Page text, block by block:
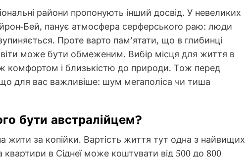
райони пропонують інший досвід. У невеликих
Бей, панує атмосфера серферського раю: люди
Проте варто пам’ятати, що в глибинці
може бути обмеженим. Вибір місця для життя в
комфортом і близькістю до природи. Тож перед
для вас важливіше: шум мегаполіса чи тиша
бути австралійцем?
жити за копійки. Вартість життя тут одна з найвищих
квартири в Сіднеї може коштувати від 500 до 800